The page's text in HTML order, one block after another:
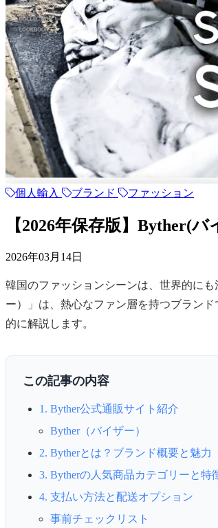
個人輸入 ブランド ファッション
【2026年保存版】Byther(
2026年03月14日
韓国のファッションシーンは、世界的に
ー）」は、熱心なファン層を持つブラン
的に解説します。
この記事の内容
1. Byther公式通販サイト紹介
Byther（バイザー）
2. Bytherとは？ブランド概要と魅力
3. Bytherの人気商品カテゴリーと特
4. 支払い方法と配送オプション
事前チェックリスト